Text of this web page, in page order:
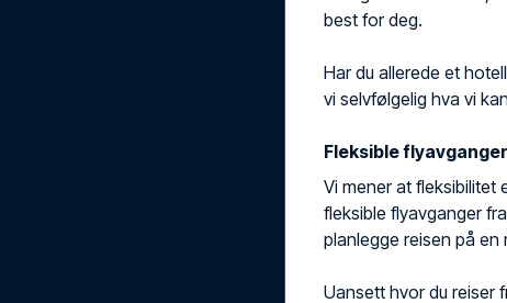
best for deg.
Har du allerede et
vi selvfølgelig hva vi
Fleksible flyavganger
Vi mener at fleksibilitet
fleksible flyavganger
planlegge reisen på
Uansett hvor du reiser